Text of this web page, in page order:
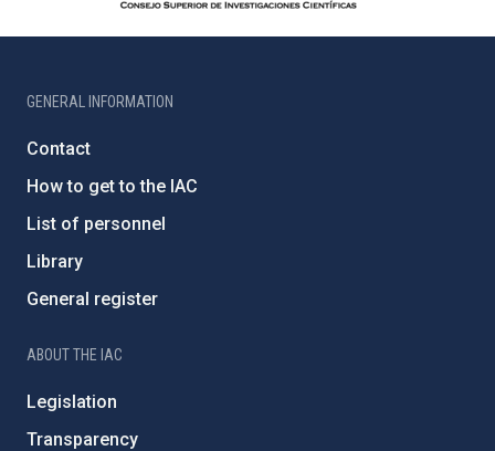
GENERAL INFORMATION
Contact
How to get to the IAC
List of personnel
Library
General register
ABOUT THE IAC
Legislation
Transparency